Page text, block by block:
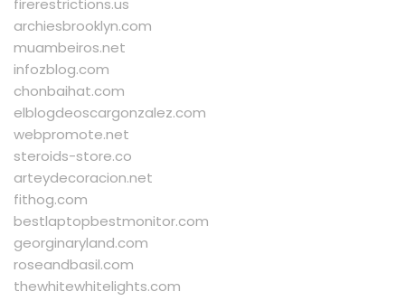
firerestrictions.us
archiesbrooklyn.com
muambeiros.net
infozblog.com
chonbaihat.com
elblogdeoscargonzalez.com
webpromote.net
steroids-store.co
arteydecoracion.net
fithog.com
bestlaptopbestmonitor.com
georginaryland.com
roseandbasil.com
thewhitewhitelights.com